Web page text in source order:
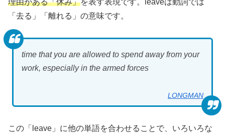
理由がある「休み」を表す表現です。leaveは動詞では
「去る」「離れる」の意味です。
time that you are allowed to spend away from your
work, especially in the armed forces
LONGMAN
この「leave」に他の単語を合わせることで、いろいろな